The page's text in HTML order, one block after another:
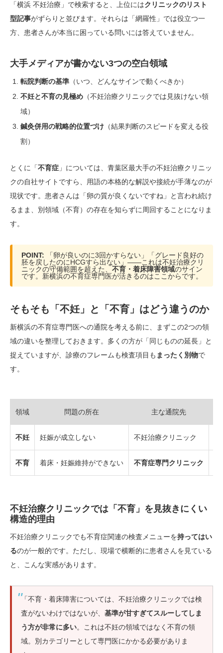
「横浜 不妊治療」で検索すると、上位にはクリニックのリスト
型記事がずらりと並びます。それらは「網羅性」では役立つ一
方、患者さんが本当に困っている問いには答えていません。
大手メディアが書かない3つの空白領域
転院判断の基準 （いつ、どんなサインで動くべきか）
不妊と不育の見極め （不妊治療クリニックでは見抜けない領
域）
鍼灸併用の戦略的位置づけ （結果判断のスピードを変える役
割）
とくに「不育症 」については、青葉区最大手の不妊治療クリニッ
クの自社サイトですら、用語の本格的な解説や接続が手薄なのが
現状です。患者さんは「卵の質が良くないですね」と言われ続け
るまま、別領域（不育）の存在を知らずに周回することになりま
す。
POINT: 「卵が良いのに3回かすらない」「グレード良好の
胚を戻したのにHCGすら出ない」——これは不妊治療クリ
ニックの守備範囲を超えた、 不育・着床障害領域のサイン
です。新横浜の不育症専門医が活きるのはここからです。
そもそも「不妊」と「不育」はどう違うのか
新横浜の不育症専門医への通院を考える前に、まずこの2つの領
域の違いを整理しておきます。多くの方が「同じものの延長」と
捉えていますが、診療のフレームも検査項目も まったく別物で
す。
領域 問題の所在 主な通院先
不妊 妊娠が成立しない 不妊治療クリニック
不育 着床・妊娠維持ができない 不育症専門クリニック
不妊治療クリニックでは「不育」を見抜きにくい
構造的理由
不妊治療クリニックでも不育症関連の検査メニューを持ってはい
るのが一般的です。ただし、現場で横断的に患者さんを見ている
と、こんな実感があります。
「不育・着床障害については、不妊治療クリニックでは検
査がないわけではないが、 基準が甘すぎてスルーしてしま
う方が非常に多い。これは不妊の領域ではなく不育の領
域。別カテゴリーとして専門医にかかる必要がありま